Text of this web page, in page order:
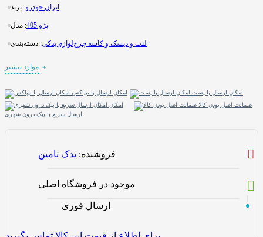
برند :ایران خودرو
مدل : پژو 405
دسته‌بندی :لوازم یدکیلنت و دیسک و کاسه چرخ
موارد بیشتر
امکان ارسال با تیپاکس
امکان ارسال با پست
امکان
ارسال سریع با پیک درون شهری
ضمانت اصل بودن کالا
فروشنده: یدک تامین
موجود در فروشگاه اصلی
ارسال فوری